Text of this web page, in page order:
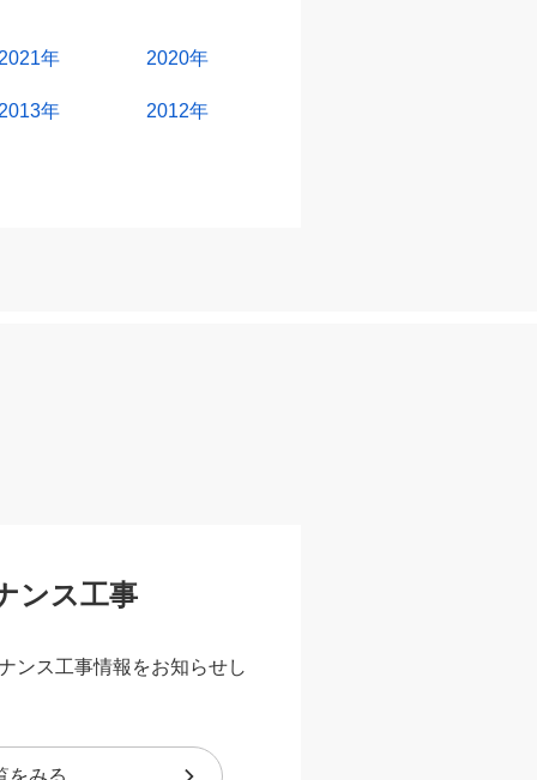
2021年 2020年
2013年 2012年
ンス工事
ンス工事情報をお知らせし
をみる